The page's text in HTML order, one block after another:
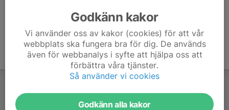
Godkänn kakor
Vi använder oss av kakor (cookies) för att vår
webbplats ska fungera bra för dig. De används
även för webbanalys i syfte att hjälpa oss att
förbättra våra tjänster.
Så använder vi cookies
Godkänn alla kakor